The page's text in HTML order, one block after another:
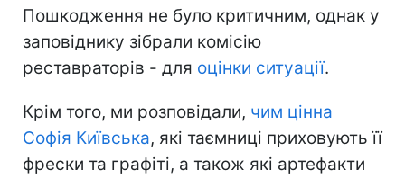
Пошкодження не було критичним, однак у
заповіднику зібрали комісію
реставраторів - для оцінки ситуації.
Крім того, ми розповідали, чим цінна
Софія Київська, які таємниці приховують її
фрески та графіті, а також які артефакти